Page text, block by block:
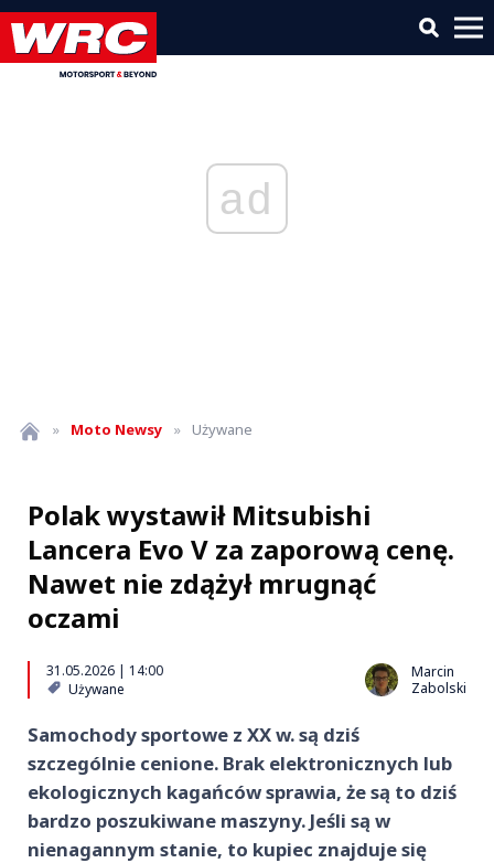
ad
» Moto Newsy » Używane
Polak wystawił Mitsubishi
Lancera Evo V za zaporową cenę.
Nawet nie zdążył mrugnąć
oczami
31.05.2026 | 14:00
Używane
Marcin
Zabolski
Samochody sportowe z XX w. są dziś
szczególnie cenione. Brak elektronicznych lub
ekologicznych kagańców sprawia, że są to dziś
bardzo poszukiwane maszyny. Jeśli są w
nienagannym stanie, to kupiec znajduje się